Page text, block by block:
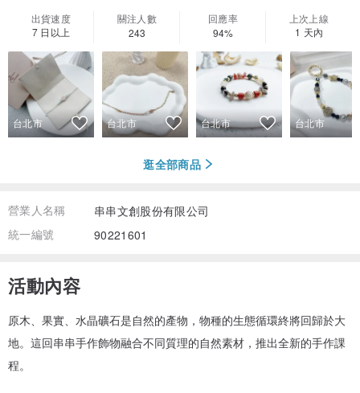
出貨速度
7 日以上
關注人數
243
回應率
94%
上次上線
1 天內
台北市 台北市 台北市 台北市
逛全部商品
營業人名稱
串串文創股份有限公司
統一編號
90221601
活動內容
原木、果實、水晶礦石是自然的產物，物種的生態循環終將回歸於大
地。這回串串手作飾物融合不同質理的自然素材，推出全新的手作課
程。